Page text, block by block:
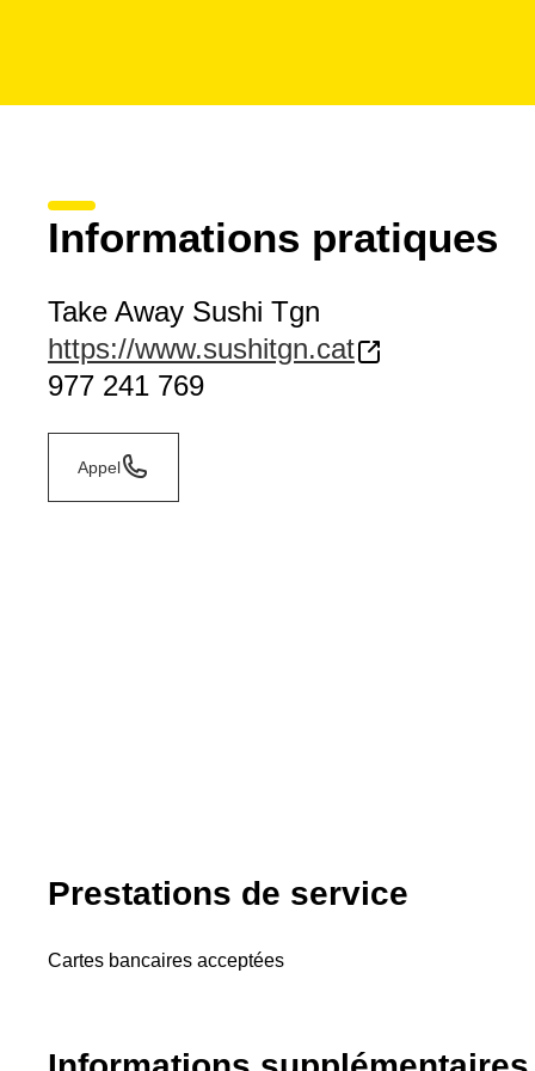
Informations pratiques
Take Away Sushi Tgn
https://www.sushitgn.cat
977 241 769
Appel
Prestations de service
Cartes bancaires acceptées